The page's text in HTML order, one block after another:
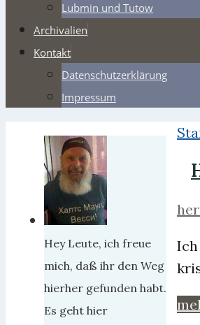
Lubmin und Tutow
Archivalien
Kontakt
Datenschutzerklärung
Impressum
Ich
Hey Leute, ich freue
mich, daß ihr den Weg
hierher gefunden habt.
Es geht hier